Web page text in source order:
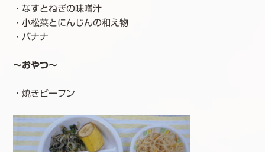
・なすとねぎの味噌汁
・小松菜とにんじんの和え物
・バナナ
～おやつ～
・焼きビーフン